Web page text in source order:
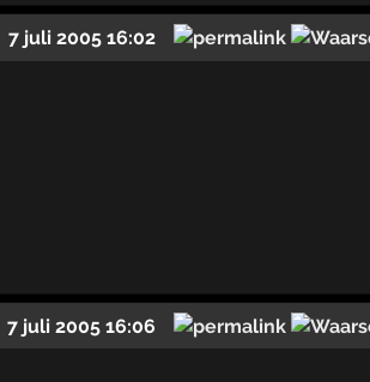
7 juli 2005 16:02
7 juli 2005 16:06